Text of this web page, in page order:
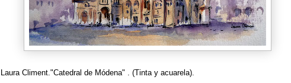
Laura Climent."Catedral de Módena" . (Tinta y acuarela).